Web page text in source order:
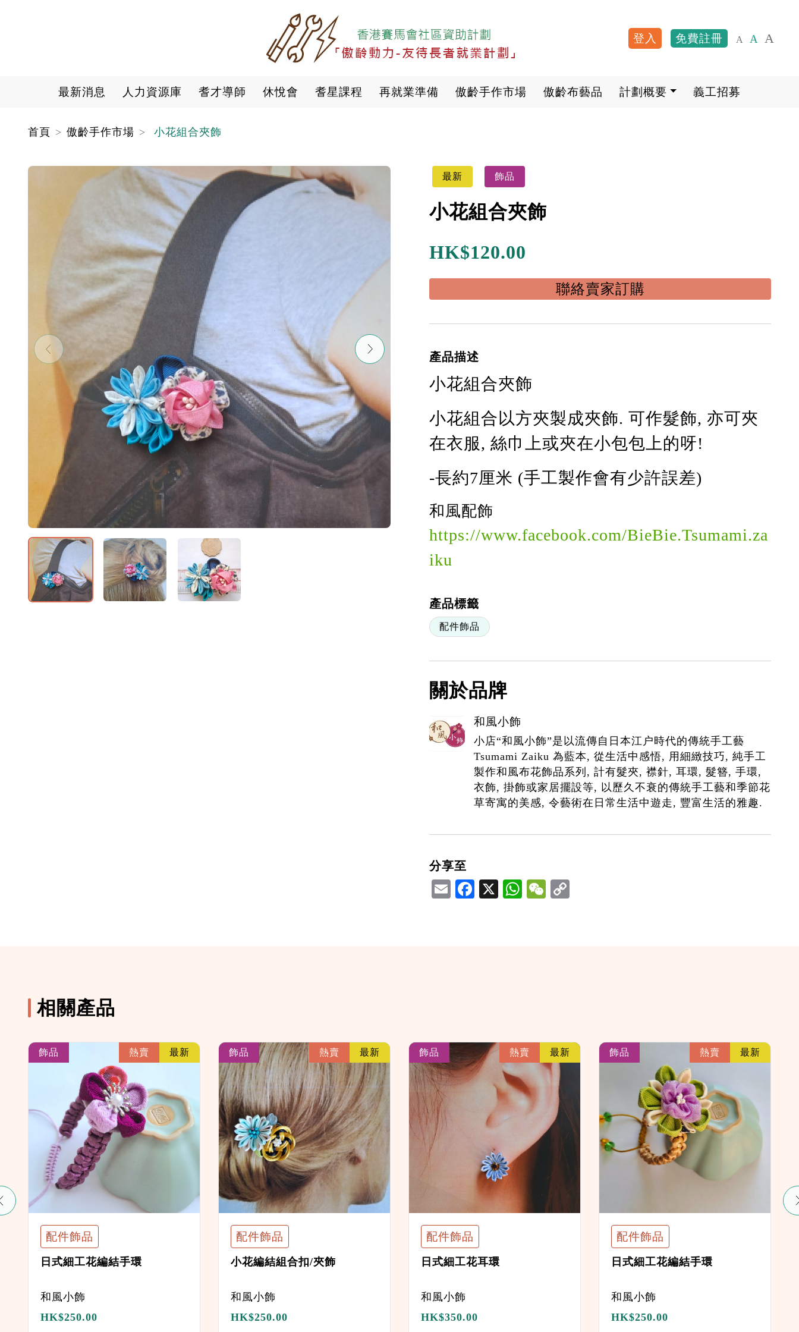
主
內
User account
登入 免費註冊 A A A
Main navigation
最新消息 人力資源庫 耆才導師 休悅會 耆星課程 再就業準備 傲齡手作市場 傲齡布藝品 計劃概要 義工招募
首頁 傲齡手作市場 小花組合夾飾
最新 飾品
小花組合夾飾
HK$120.00
聯絡賣家訂購
產品描述
小花組合夾飾
小花組合以方夾製成夾飾. 可作髮飾, 亦可夾
在衣服, 絲巾上或夾在小包包上的呀!
-長約7厘米 (手工製作會有少許誤差)
和風配飾
https://www.facebook.com/BieBie.Tsumami.za
iku
產品標籤
配件飾品
關於品牌
和風小飾
小店“和風小飾”是以流傳自日本江户時代的傳統手工藝
Tsumami Zaiku 為藍本, 從生活中感悟, 用細緻技巧, 純手工
製作和風布花飾品系列, 計有髮夾, 襟針, 耳環, 髮簪, 手環,
衣飾, 掛飾或家居擺設等, 以歷久不衰的傳統手工藝和季節花
草寄寓的美感, 令藝術在日常生活中遊走, 豐富生活的雅趣.
分享至
EmailFacebook
X WhatsApp
WeChat
相關產品
飾品 熱賣 最新
配件飾品
日式細工花編結手環
和風小飾
HK$250.00
飾品 熱賣 最新
配件飾品
小花編結組合扣/夾飾
和風小飾
HK$250.00
飾品 熱賣 最新
配件飾品
日式細工花耳環
和風小飾
HK$350.00
飾品 熱賣 最新
配件飾品
日式細工花編結手環
和風小飾
HK$250.00
link link link link